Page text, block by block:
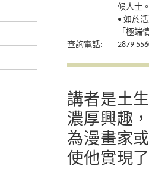
候人士
• 如於
「極端
查詢電話:
2879
講者是土
濃厚興趣
為漫畫家
使他實現